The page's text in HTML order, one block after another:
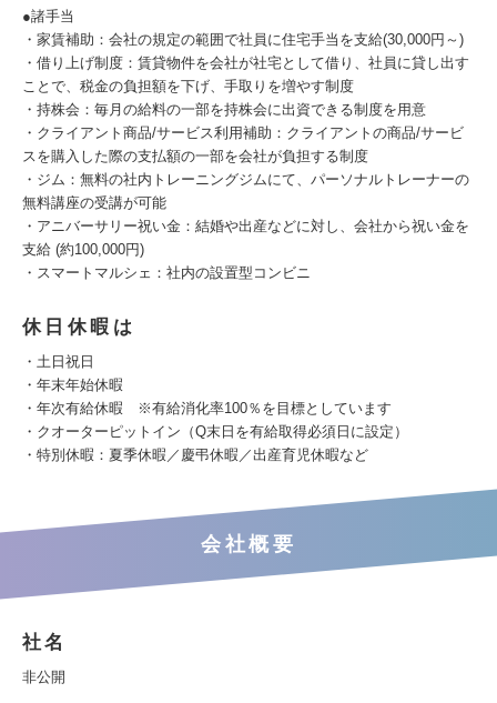
●諸手当
・家賃補助：会社の規定の範囲で社員に住宅手当を支給(30,000円～)
・借り上げ制度：賃貸物件を会社が社宅として借り、社員に貸し出す
ことで、税金の負担額を下げ、手取りを増やす制度
・持株会：毎月の給料の一部を持株会に出資できる制度を用意
・クライアント商品/サービス利用補助：クライアントの商品/サービ
スを購入した際の支払額の一部を会社が負担する制度
・ジム：無料の社内トレーニングジムにて、パーソナルトレーナーの
無料講座の受講が可能
・アニバーサリー祝い金：結婚や出産などに対し、会社から祝い金を
支給 (約100,000円)
・スマートマルシェ：社内の設置型コンビニ
休日休暇は
・土日祝日
・年末年始休暇
・年次有給休暇 ※有給消化率100％を目標としています
・クオーターピットイン（Q末日を有給取得必須日に設定）
・特別休暇：夏季休暇／慶弔休暇／出産育児休暇など
会社概要
社名
非公開